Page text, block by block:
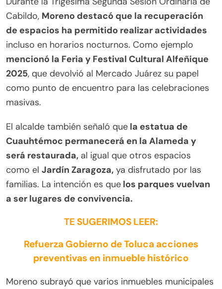
Cabildo, Moreno destacó que la recuperación
de espacios ha permitido realizar actividades
incluso en horarios nocturnos. Como ejemplo
mencionó la Feria y Festival Cultural Alfeñique
2025, que devolvió al Mercado Juárez su papel
como punto de encuentro para las celebraciones
masivas.
El alcalde también señaló que la estatua de
Cuauhtémoc permanecerá en la Alameda y
será restaurada, al igual que otros espacios
como el Jardín Zaragoza, ya disfrutado por las
familias. La intención es que los parques vuelvan
a ser lugares de convivencia.
TE SUGERIMOS LEER:
Refuerza Gobierno de Toluca acciones
preventivas en inmueble histórico
Moreno subrayó que varios inmuebles municipales